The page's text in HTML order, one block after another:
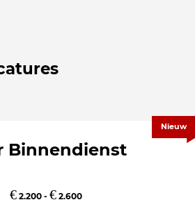
Binnendienst
€ 2.200 - € 2.600
Nieuw